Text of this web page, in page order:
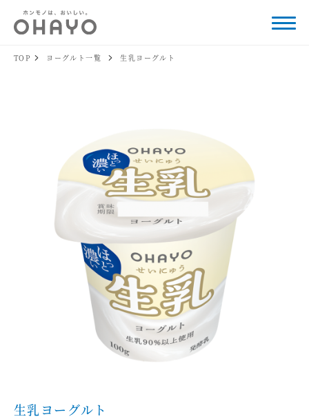
TOP ヨーグルト一覧 生乳ヨーグルト
生乳ヨーグルト